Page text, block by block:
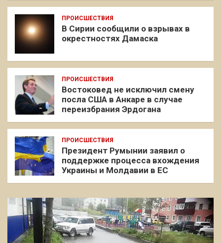
ПРОИСШЕСТВИЯ
В Сирии сообщили о взрывах в
окрестностях Дамаска
ПРОИСШЕСТВИЯ
Востоковед не исключил смену
посла США в Анкаре в случае
переизбрания Эрдогана
ПРОИСШЕСТВИЯ
Президент Румынии заявил о
поддержке процесса вхождения
Украины и Молдавии в ЕС